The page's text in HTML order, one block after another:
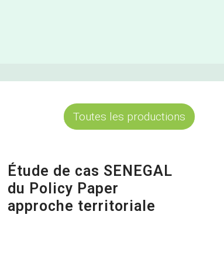
Toutes les productions
Étude de cas SENEGAL
du Policy Paper
approche territoriale